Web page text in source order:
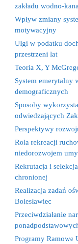
zakładu wodno-
Wpływ zmiany
motywacyjny
Ulgi w podatku
przestrzeni lat
Teoria X, Y
System emerytalny
demograficznych
Sposoby
odwiedzających
Perspektywy
Rola rekreacji
niedorozwojem
Rekrutacja i
chronionej
Realizacja zadań
Bolesławiec
Przeciwdziałanie
Programy Ramowe